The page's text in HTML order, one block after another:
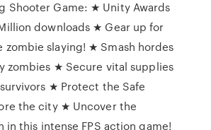
Shooter Game: ★ Unity Awards
downloads ★ Gear up for
zombie slaying! ★ Smash hordes
zombies ★ Secure vital supplies
★ Protect the Safe
the city ★ Uncover the
in this intense FPS action game!